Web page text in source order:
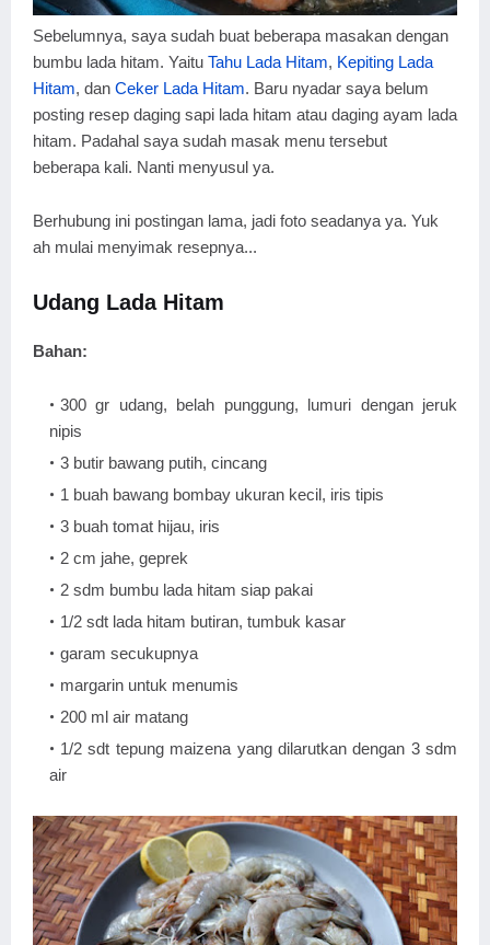
Sebelumnya, saya sudah buat beberapa masakan dengan
bumbu lada hitam. Yaitu Tahu Lada Hitam, Kepiting Lada
Hitam, dan Ceker Lada Hitam. Baru nyadar saya belum
posting resep daging sapi lada hitam atau daging ayam lada
hitam. Padahal saya sudah masak menu tersebut
beberapa kali. Nanti menyusul ya.
Berhubung ini postingan lama, jadi foto seadanya ya. Yuk
ah mulai menyimak resepnya...
Udang Lada Hitam
Bahan:
300 gr udang, belah punggung, lumuri dengan jeruk
nipis
3 butir bawang putih, cincang
1 buah bawang bombay ukuran kecil, iris tipis
3 buah tomat hijau, iris
2 cm jahe, geprek
2 sdm bumbu lada hitam siap pakai
1/2 sdt lada hitam butiran, tumbuk kasar
garam secukupnya
margarin untuk menumis
200 ml air matang
1/2 sdt tepung maizena yang dilarutkan dengan 3 sdm
air